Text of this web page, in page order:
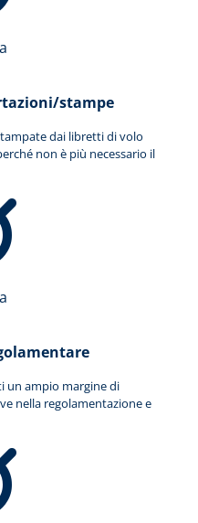
stampe
dai libretti di volo
non è più necessario il
un ampio margine di
nella regolamentazione e